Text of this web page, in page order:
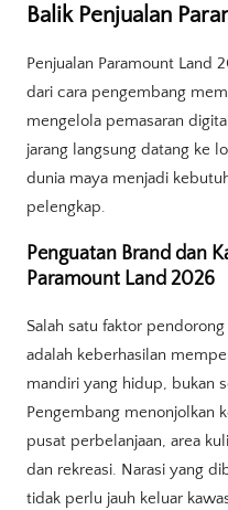
Balik Penjualan
Penjualan Paramount Land
dari cara pengembang
mengelola pemasaran
jarang langsung datang ke
dunia maya menjadi
pelengkap.
Penguatan Brand dan
Paramount Land 2026
Salah satu faktor
adalah keberhasilan
mandiri yang hidup, bukan
Pengembang menonjolkan
pusat perbelanjaan, area
dan rekreasi. Narasi yang
tidak perlu jauh keluar